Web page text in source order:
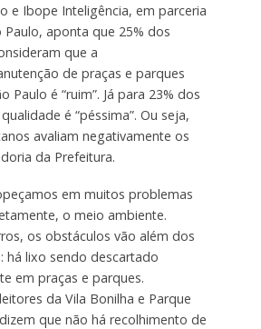
e Ibope Inteligência, em parceria
Paulo, aponta que 25% dos
que a
de praças e parques
Paulo é “ruim”. Já para 23% dos
é “péssima”. Ou seja,
avaliam negativamente os
da Prefeitura.
em muitos problemas
o meio ambiente.
os obstáculos vão além dos
há lixo sendo descartado
em praças e parques.
da Vila Bonilha e Parque
que não há recolhimento de